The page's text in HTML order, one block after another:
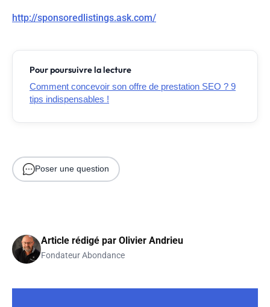
http://sponsoredlistings.ask.com/
Pour poursuivre la lecture
Comment concevoir son offre de prestation SEO ? 9
tips indispensables !
Poser une question
Article rédigé par Olivier Andrieu
Fondateur Abondance